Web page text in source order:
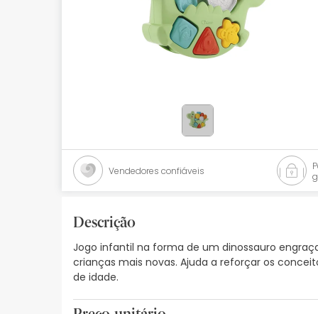
Promoções
Mais vendidos
Health points
Vendedores confiáveis
Descrição
Jogo infantil na forma de um dinossauro
crianças mais novas. Ajuda a reforçar os
de idade.